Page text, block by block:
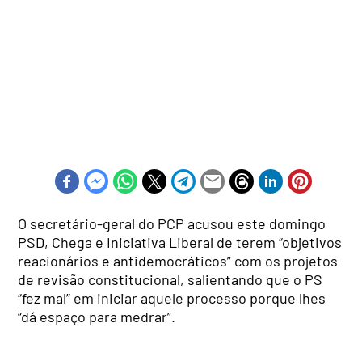
O secretário-geral do PCP acusou este domingo
PSD, Chega e Iniciativa Liberal de terem “objetivos
reacionários e antidemocráticos” com os projetos
de revisão constitucional, salientando que o PS
“fez mal” em iniciar aquele processo porque lhes
“dá espaço para medrar”.